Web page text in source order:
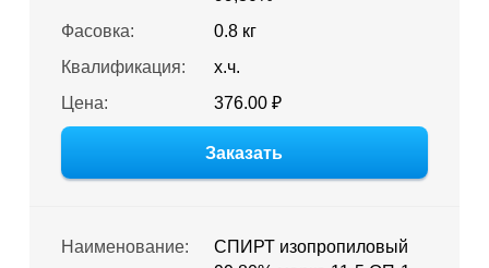
Фасовка:
0.8 кг
Квалификация:
х.ч.
Цена:
376.00 ₽
Заказать
Наименование:
СПИРТ изопропиловый